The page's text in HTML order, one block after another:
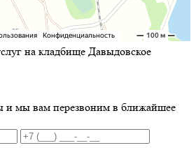
на кладбище Давыдовское
и мы вам перезвоним в ближайшее